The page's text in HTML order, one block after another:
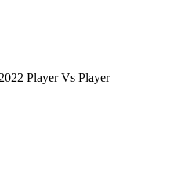
Player Vs Player